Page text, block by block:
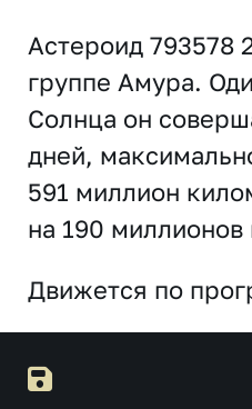
Астероид 793578
группе Амура.
Солнца он
дней,
591 миллион
на 190
Движется по